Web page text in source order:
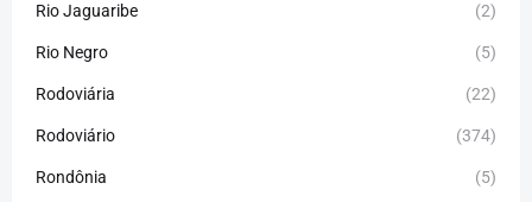
Rio Jaguaribe (2)
Rio Negro (5)
Rodoviária (22)
Rodoviário (374)
Rondônia (5)